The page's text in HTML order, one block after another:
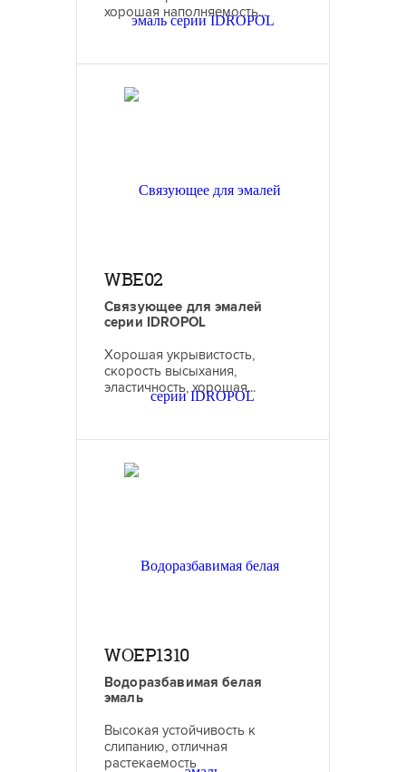
хорошая наполняемость...
WBE02
Связующее для эмалей
серии IDROPOL
Хорошая укрывистость,
скорость высыхания,
эластичность, хорошая...
WOEP1310
Водоразбавимая белая
эмаль
Высокая устойчивость к
слипанию, отличная
растекаемость